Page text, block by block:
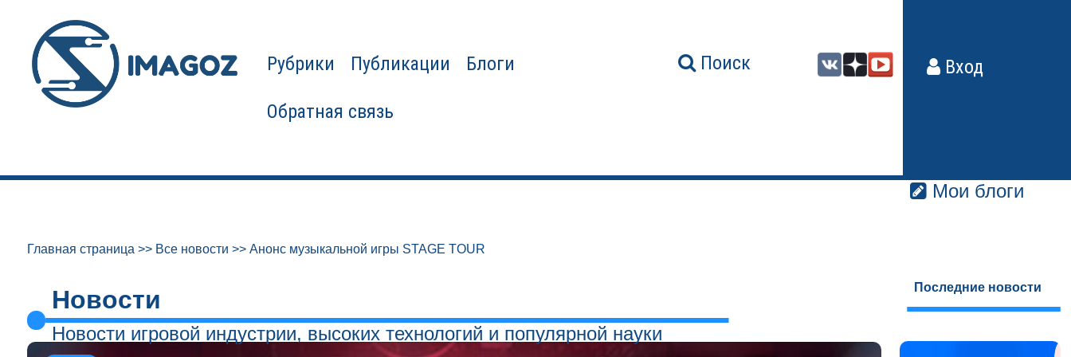
Рубрики Публикации Блоги
Обратная связь
Поиск Вход
Мои блоги
Главная страница >> Все новости >> Анонс музыкальной игры STAGE TOUR
Новости
Новости игровой индустрии, высоких технологий и популярной науки
Последние новости